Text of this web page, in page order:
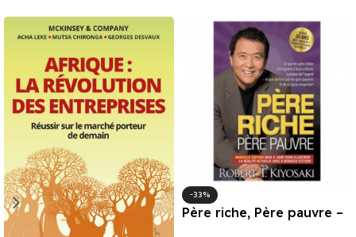
-33%
Père riche, Père pauvre –